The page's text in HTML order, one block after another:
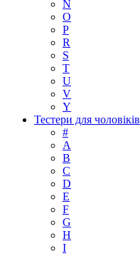
N
O
P
R
S
T
U
V
Y
Тестери для чоловіків
#
A
B
C
D
E
F
G
H
I